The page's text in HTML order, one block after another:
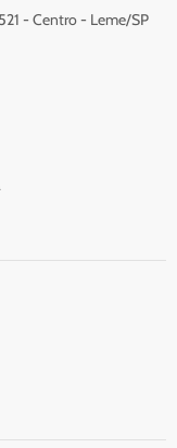
- Centro - Leme/SP